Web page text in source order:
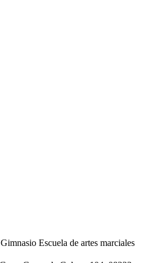
Gimnasio Escuela de artes marciales